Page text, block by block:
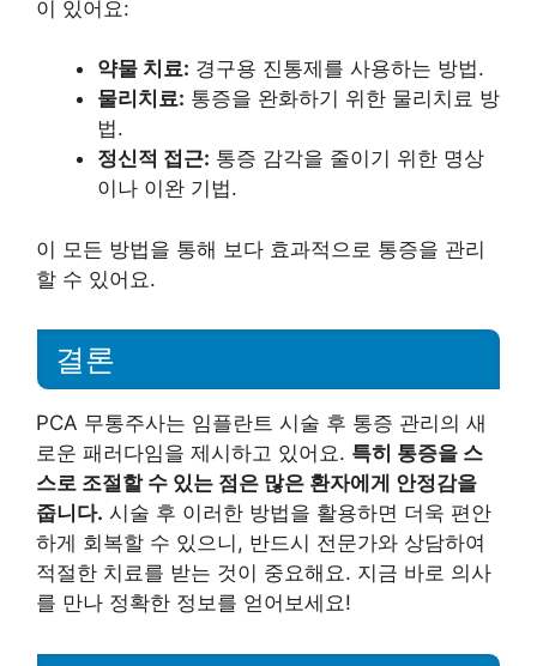
이 있어요:
약물 치료: 경구용 진통제를 사용하는 방법.
물리치료: 통증을 완화하기 위한 물리치료 방
법.
정신적 접근: 통증 감각을 줄이기 위한 명상
이나 이완 기법.
이 모든 방법을 통해 보다 효과적으로 통증을 관리
할 수 있어요.
결론
PCA 무통주사는 임플란트 시술 후 통증 관리의 새
로운 패러다임을 제시하고 있어요. 특히 통증을 스
스로 조절할 수 있는 점은 많은 환자에게 안정감을
줍니다. 시술 후 이러한 방법을 활용하면 더욱 편안
하게 회복할 수 있으니, 반드시 전문가와 상담하여
적절한 치료를 받는 것이 중요해요. 지금 바로 의사
를 만나 정확한 정보를 얻어보세요!